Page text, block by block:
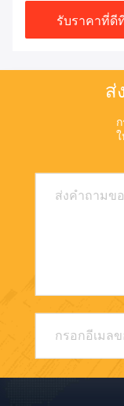
รับราคาที่ดี
ส่